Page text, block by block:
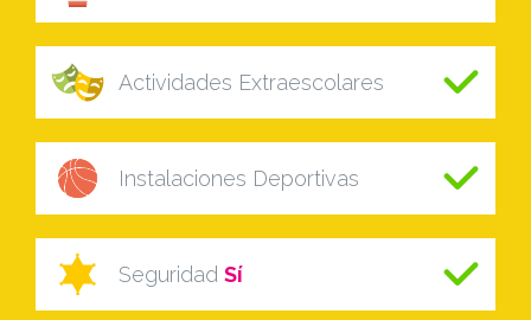
Actividades Extraescolares
Instalaciones Deportivas
Seguridad Sí